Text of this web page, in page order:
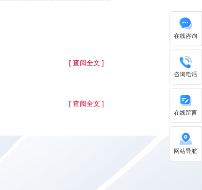
[ 查阅全文 ]
[ 查阅全文 ]
在线咨询
咨询电话
在线留言
网站导航